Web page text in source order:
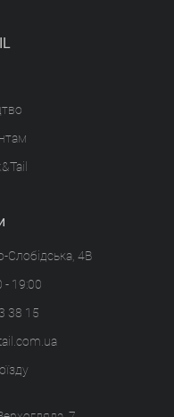
Слобідська, 4В
- 19:00
38 15